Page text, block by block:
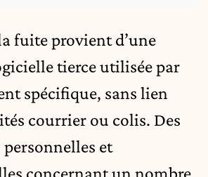
fuite provient d’une
tierce utilisée par
spécifique, sans lien
courrier ou colis. Des
et
concernant un nombre